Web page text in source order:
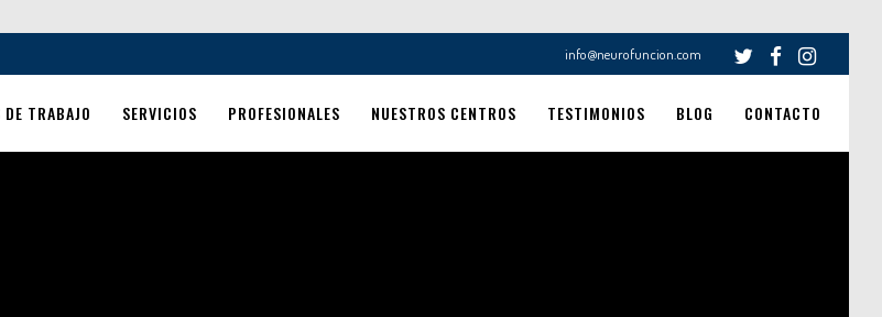
info@neurofuncion.com
DE TRABAJO SERVICIOS PROFESIONALES NUESTROS CENTROS TESTIMONIOS BLOG CONTACTO